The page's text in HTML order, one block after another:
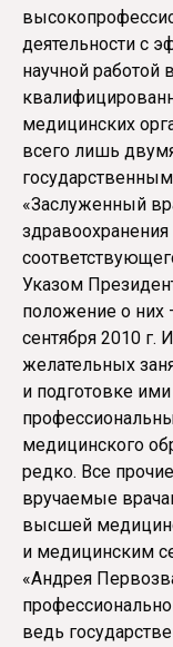
деятельности с
научной работой
медицинских
всего лишь
«Заслуженный
Указом
положение о них
сентября 2010 г.
желательных
и подготовке
медицинского
редко. Все
вручаемые
высшей
и медицинским
«Андрея
ведь